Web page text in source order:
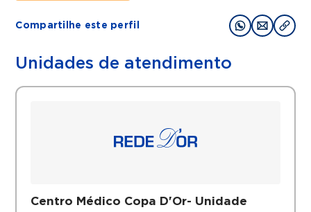
Compartilhe este perfil
Unidades de atendimento
Centro Médico Copa D'Or- Unidade